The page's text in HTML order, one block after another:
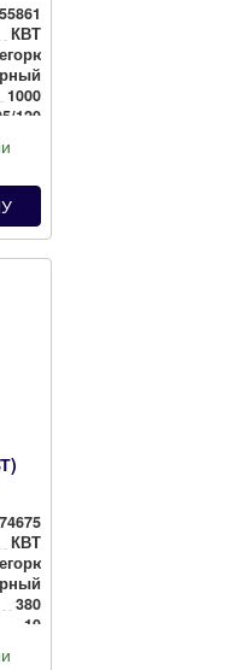
55861
КВТ
1000
120
74675
КВТ
380
10